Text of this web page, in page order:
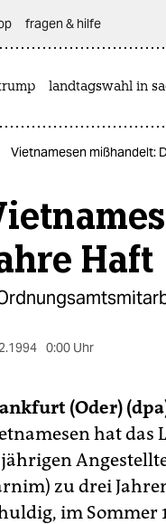
fragen & hilfe
landtagswahl in
Vietnamesen mißhandelt:
Haft
0:00 Uhr
(Oder)
hat das
zu drei
im Sommer